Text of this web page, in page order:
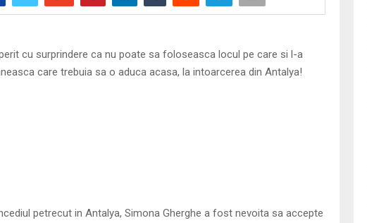
cu surprindere ca nu poate sa foloseasca locul pe care si l-a
care trebuia sa o aduca acasa, la intoarcerea din Antalya!
petrecut in Antalya, Simona Gherghe a fost nevoita sa accepte